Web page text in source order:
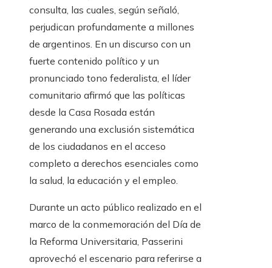
consulta, las cuales, según señaló,
perjudican profundamente a millones
de argentinos. En un discurso con un
fuerte contenido político y un
pronunciado tono federalista, el líder
comunitario afirmó que las políticas
desde la Casa Rosada están
generando una exclusión sistemática
de los ciudadanos en el acceso
completo a derechos esenciales como
la salud, la educación y el empleo.
Durante un acto público realizado en el
marco de la conmemoración del Día de
la Reforma Universitaria, Passerini
aprovechó el escenario para referirse a